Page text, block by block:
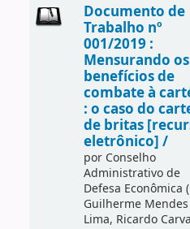
Documento de
Trabalho nº
001/2019 :
Mensurando os
benefícios de
combate à
: o caso do
de britas
eletrônico] /
por Conselho
Administrativo de
Defesa Econômica
Guilherme Mendes
Lima, Ricardo